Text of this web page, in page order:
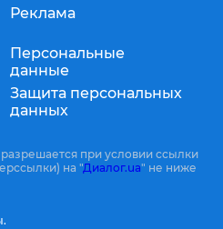
Реклама
Персональные
данные
Защита персональных
данных
при условии ссылки
на "Диалог.ua" не ниже